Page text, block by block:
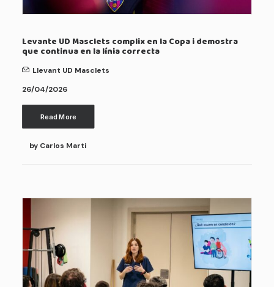
Levante UD Masclets complix en la Copa i demostra
que continua en la línia correcta
Llevant UD Masclets
26/04/2026
Read More
by Carlos Marti